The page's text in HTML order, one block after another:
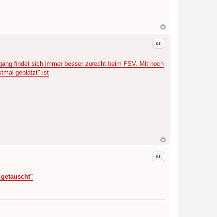
Zitat
findet sich immer besser zurecht beim FSV. Mit noch
geplatzt" ist
Zitat